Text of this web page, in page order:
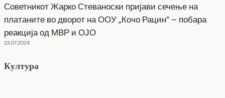
Советникот Жарко Стеваноски пријави сечење на
платаните во дворот на ООУ „Кочо Рацин“ – побара
реакција од МВР и ОЈО
23.07.2026
Култура